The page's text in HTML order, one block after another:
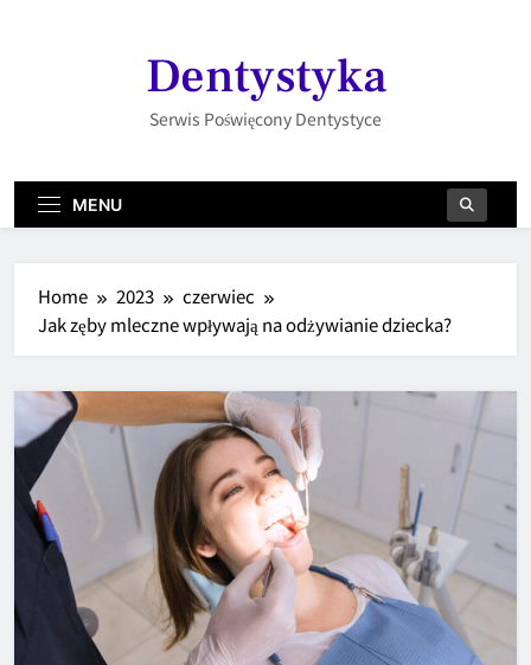
Dentystyka
Serwis Poświęcony Dentystyce
MENU
Home 2023
czerwiec
Jak zęby mleczne wpływają na odżywianie dziecka?